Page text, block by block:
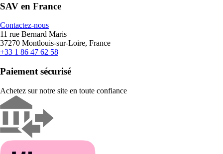
SAV en France
Contactez-nous
11 rue Bernard Maris
37270 Montlouis-sur-Loire, France
+33 1 86 47 62 58
Paiement sécurisé
Achetez sur notre site en toute confiance